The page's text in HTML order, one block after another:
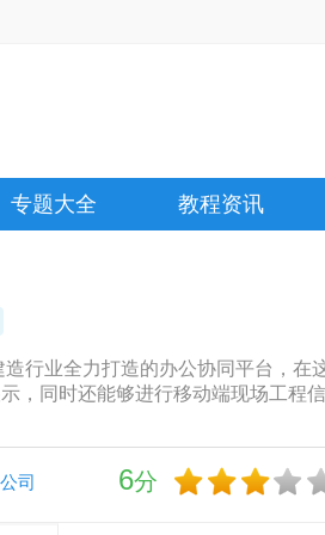
专题大全 教程资讯
行业全力打造的办公协同平台，
，同时还能够进行移动端现场工程
司 6分